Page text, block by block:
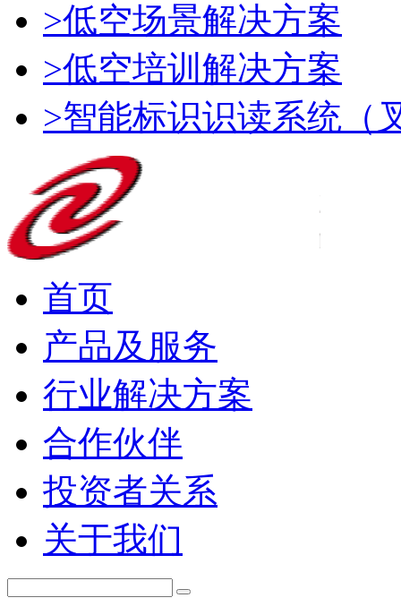
>低空场景解决方案
>低空培训解决方案
>智能标识识读系统（
首页
产品及服务
行业解决方案
合作伙伴
投资者关系
关于我们